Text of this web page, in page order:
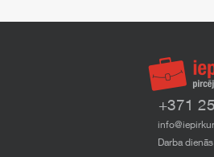
+371
Darba